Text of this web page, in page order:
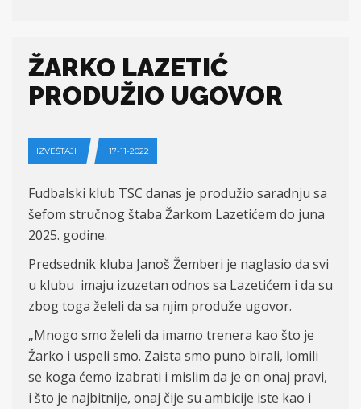
ŽARKO LAZETIĆ
PRODUŽIO UGOVOR
IZVEŠTAJI 17-11-2022
Fudbalski klub TSC danas je produžio saradnju sa
šefom stručnog štaba Žarkom Lazetićem do juna
2025. godine.
Predsednik kluba Janoš Žemberi je naglasio da svi
u klubu imaju izuzetan odnos sa Lazetićem i da su
zbog toga želeli da sa njim produže ugovor.
„Mnogo smo želeli da imamo trenera kao što je
Žarko i uspeli smo. Zaista smo puno birali, lomili
se koga ćemo izabrati i mislim da je on onaj pravi,
i što je najbitnije, onaj čije su ambicije iste kao i